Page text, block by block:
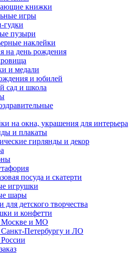
книжки
игры
гудки
пузыри
наклейки
на день рождения
и медали
и юбилей
сад и школа
на окна, украшения для интерьера
и плакаты
гирлянды и декор
посуда и скатерти
игрушки
шары
для детского творчества
и конфетти
Москве и МО
Санкт-Петербургу и ЛО